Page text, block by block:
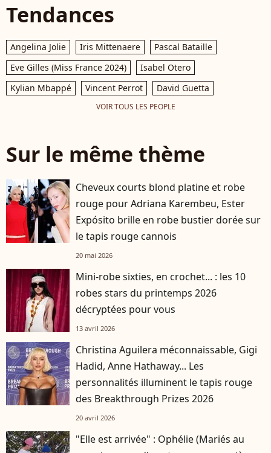
Tendances
Angelina Jolie Iris Mittenaere
Pascal Bataille
Eve Gilles (Miss France 2024)
Isabel Otero
Kylian Mbappé
Vincent Perrot David Guetta
VOIR TOUS LES PEOPLE
Sur le même thème
Cheveux courts blond platine et robe
rouge pour Adriana Karembeu, Ester
Expósito brille en robe bustier dorée sur
le tapis rouge cannois
20 mai 2026
Mini-robe sixties, en crochet... : les 10
robes stars du printemps 2026
décryptées pour vous
13 avril 2026
Christina Aguilera méconnaissable, Gigi
Hadid, Anne Hathaway... Les
personnalités illuminent le tapis rouge
des Breakthrough Prizes 2026
20 avril 2026
"Elle est arrivée" : Ophélie (Mariés au